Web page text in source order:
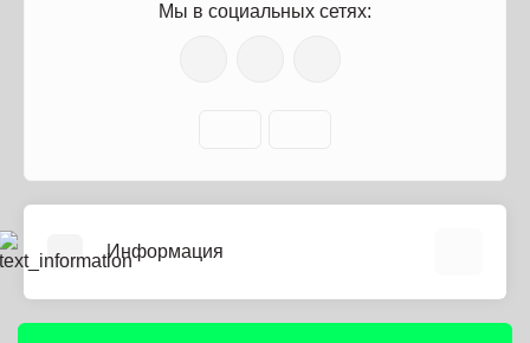
Мы в социальных сетях:
Информация